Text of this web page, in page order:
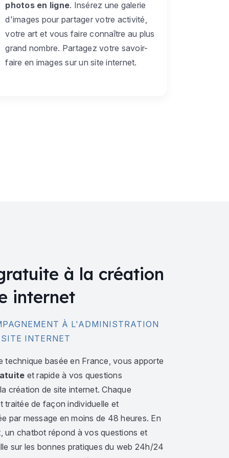
photos en ligne. Insérez une galerie
d'images pour partager votre activité,
votre art et vous faire connaître au plus
grand nombre. Partagez votre savoir-
faire en images sur un site internet.
à la création
internet
À L'ADMINISTRATION
INTERNET
technique basée en France, vous apporte
et rapide à vos questions
création de site internet. Chaque
traitée de façon individuelle et
par message en moins de 48 heures. En
un chatbot répond à vos questions et
sur les bonnes pratiques du web 24h/24